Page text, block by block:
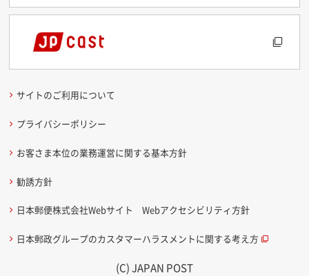
サイトのご利用について
プライバシーポリシー
お客さま本位の業務運営に関する基本方針
勧誘方針
日本郵便株式会社Webサイト Webアクセシビリティ方針
日本郵政グループのカスタマーハラスメントに関する考え方
(C) JAPAN POST